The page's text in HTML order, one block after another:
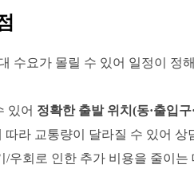
수요가 몰릴 수 있어 일정이 정
있어 정확한 출발 위치(동·출입구
라 교통량이 달라질 수 있어
/우회로 인한 추가 비용을 줄이는